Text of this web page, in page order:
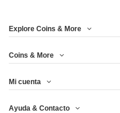
In stock 6
Price
Año
Explore Coins & More
Coins & More
Mi cuenta
Ayuda & Contacto